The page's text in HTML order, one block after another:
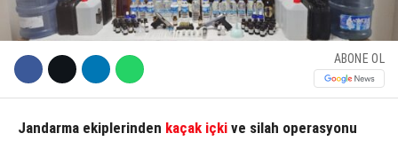
Facebook
Instagram
Youtube
ABONE OL
Jandarma ekiplerinden kaçak içki ve silah operasyonu